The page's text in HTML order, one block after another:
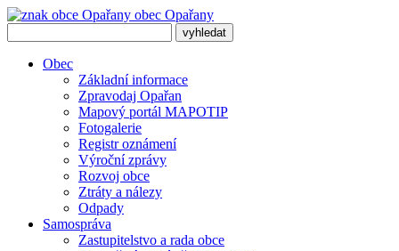
obec Opařany
Obec
Základní informace
Zpravodaj Opařan
Mapový portál MAPOTIP
Fotogalerie
Registr oznámení
Výroční zprávy
Rozvoj obce
Ztráty a nálezy
Odpady
Samospráva
Zastupitelstvo a rada obce